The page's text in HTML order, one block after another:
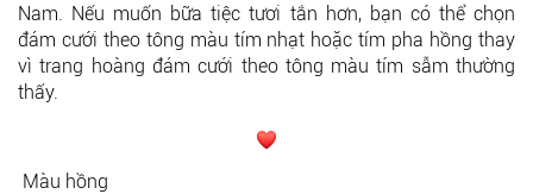
Nam. Nếu muốn bữa tiệc tươi tắn hơn, bạn có thể chọn
đám cưới theo tông màu tím nhạt hoặc tím pha hồng thay
vì trang hoàng đám cưới theo tông màu tím sẫm thường
thấy.
Màu hồng